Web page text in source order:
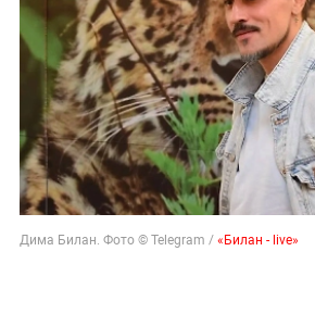
Дима Билан. Фото © Telegram /«Билан - live»